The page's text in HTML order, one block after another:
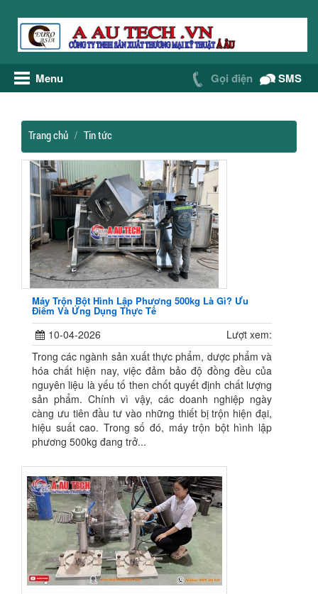
Menu Gọi điện SMS
Trang chủ Tin tức
Máy Trộn Bột Hình Lập Phương 500kg Là Gì? Ưu
Điểm Và Ứng Dụng Thực Tế
10-04-2026
Lượt xem:
Trong các ngành sản xuất thực phẩm, dược phẩm và
hóa chất hiện nay, việc đảm bảo độ đồng đều của
nguyên liệu là yếu tố then chốt quyết định chất lượng
sản phẩm. Chính vì vậy, các doanh nghiệp ngày
càng ưu tiên đầu tư vào những thiết bị trộn hiện đại,
hiệu suất cao. Trong số đó, máy trộn bột hình lập
phương 500kg đang trở...